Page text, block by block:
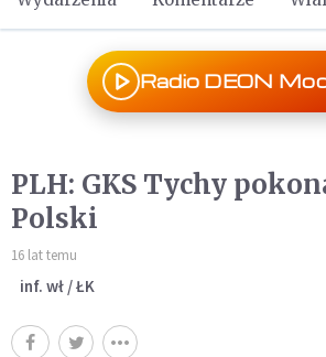
Radio DEON
PLH: GKS Tychy
Polski
16 lat temu
inf. wł / ŁK